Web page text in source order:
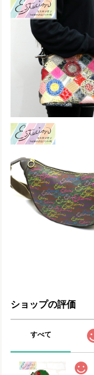
ショップの評価
すべて